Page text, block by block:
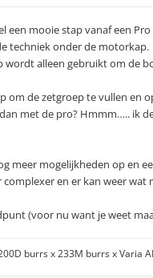
een mooie stap vanaf een
techniek onder de motorkap.
wordt alleen gebruikt om de
om de zetgroep te vullen en
met de pro? Hmmm….. ik
meer mogelijkheden op en
en er kan weer wat
(voor nu want je weet
burrs x 233M burrs x Varia